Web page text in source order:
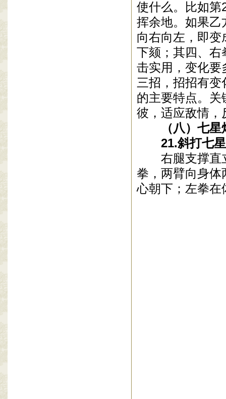
使什么。比如第
挥余地。如果乙
向右向左，即
下颏；其四、右
击实用，变化要
三招，招招有
的主要特点。
彼，适应敌情，
（八）七星
21.斜打七
右腿支撑直
拳，两臂向身体
心朝下；左拳在